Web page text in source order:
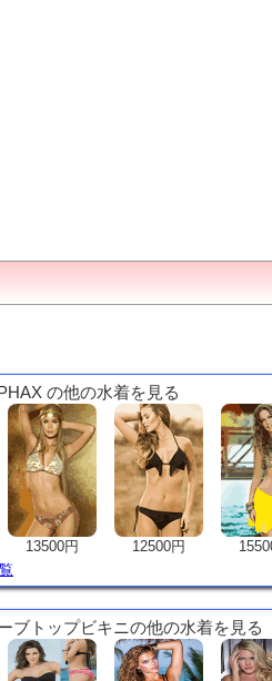
の他の水着を見る
13500円 12500円
ブトップビキニの他の水着を見る